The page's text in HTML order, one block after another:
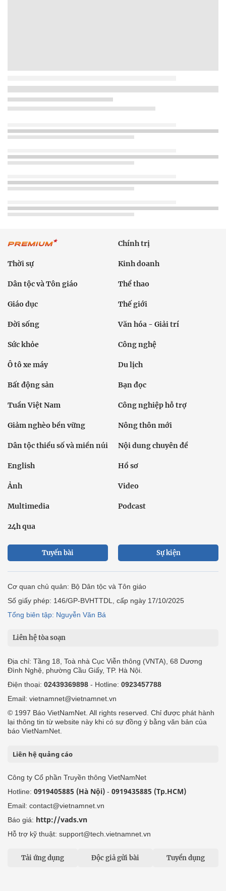
Chính trị
Thời sự Kinh doanh
Dân tộc và Tôn giáo Thể thao
Giáo dục Thế giới
Đời sống Văn hóa - Giải trí
Sức khỏe Công nghệ
Ô tô xe máy Du lịch
Bất động sản Bạn đọc
Tuần Việt Nam Công nghiệp hỗ trợ
Giảm nghèo bền vững Nông thôn mới
Dân tộc thiểu số và miền núi Nội dung chuyên đề
English Hồ sơ
Ảnh Video
Multimedia Podcast
24h qua
Tuyến bài Sự kiện
Cơ quan chủ quản: Bộ Dân tộc và Tôn giáo
Số giấy phép: 146/GP-BVHTTDL, cấp ngày 17/10/2025
Tổng biên tập: Nguyễn Văn Bá
Liên hệ tòa soạn
Địa chỉ: Tầng 18, Toà nhà Cục Viễn thông (VNTA), 68 Dương
Đình Nghệ, phường Cầu Giấy, TP. Hà Nội.
Điện thoại: 02439369898 - Hotline: 0923457788
Email: vietnamnet@vietnamnet.vn
© 1997 Báo VietNamNet. All rights reserved. Chỉ được phát hành
lại thông tin từ website này khi có sự đồng ý bằng văn bản của
báo VietNamNet.
Liên hệ quảng cáo
Công ty Cổ phần Truyền thông VietNamNet
Hotline: 0919405885 (Hà Nội) - 0919435885 (Tp.HCM)
Email: contact@vietnamnet.vn
Báo giá: http://vads.vn
Hỗ trợ kỹ thuật: support@tech.vietnamnet.vn
Tải ứng dụng Độc giả gửi bài Tuyển dụng